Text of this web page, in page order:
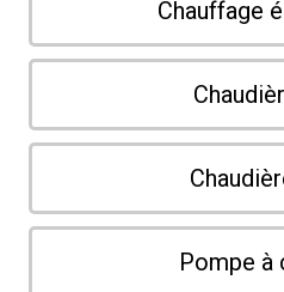
Chauffage
Pompe à